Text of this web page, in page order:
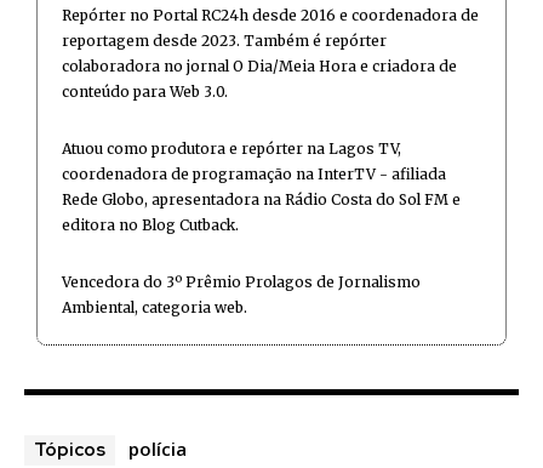
Repórter no Portal RC24h desde 2016 e coordenadora de
reportagem desde 2023. Também é repórter
colaboradora no jornal O Dia/Meia Hora e criadora de
conteúdo para Web 3.0.
Atuou como produtora e repórter na Lagos TV,
coordenadora de programação na InterTV - afiliada
Rede Globo, apresentadora na Rádio Costa do Sol FM e
editora no Blog Cutback.
Vencedora do 3º Prêmio Prolagos de Jornalismo
Ambiental, categoria web.
Tópicos polícia